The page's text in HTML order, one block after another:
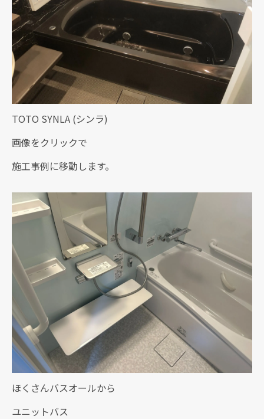
TOTO SYNLA (シンラ)
画像をクリックで
施工事例に移動します。
ほくさんバスオールから
ユニットバス